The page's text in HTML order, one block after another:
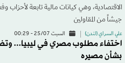
الاقتصادية، وهي كيانات مالية تابعة لأحزاب
جيشاً من المقاولين
علي السراي (لندن) السبت 25/07 - 00:29
اختفاء مطلوب مصري في ليبيا...
بشأن مصيره